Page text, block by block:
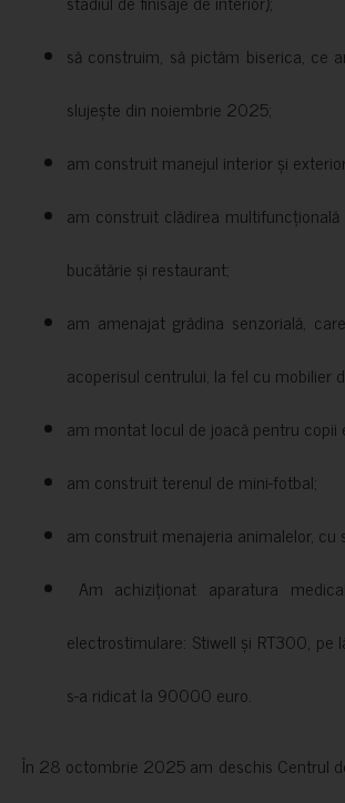
să construim, să pictăm biserica, ce
slujește din noiembrie 2025;
am construit manejul interior și
am construit clădirea
bucătărie și restaurant;
am amenajat grădina senzorială,
acoperisul centrului, la fel cu mobilier
am montat locul de joacă pentru copii
am construit terenul de mini-fotbal;
am construit menajeria animalelor, cu
Am achiziționat aparatura
electrostimulare: Stiwell și RT300,
s-a ridicat la 90000 euro.
În 28 octombrie 2025 am deschis Centrul